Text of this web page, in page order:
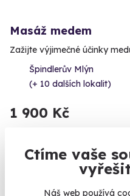
Ctíme vaše
Náš web používá
Masáž medem
Zažijte výjimečné účinky
Špindlerův Mlýn
(+ 10 dalších lokalit)
1 900 Kč